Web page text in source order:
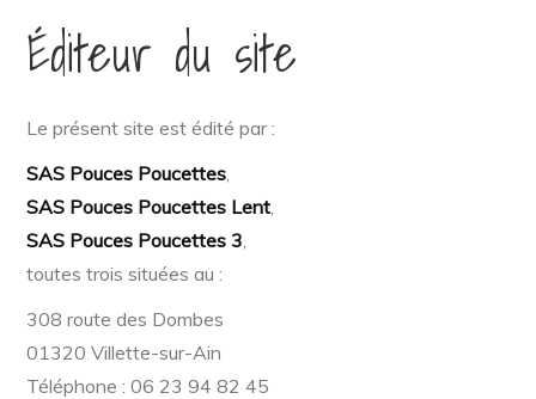
Éditeur du site
Le présent site est édité par :
SAS Pouces Poucettes,
SAS Pouces Poucettes Lent,
SAS Pouces Poucettes 3,
toutes trois situées au :
308 route des Dombes
01320 Villette-sur-Ain
Téléphone : 06 23 94 82 45